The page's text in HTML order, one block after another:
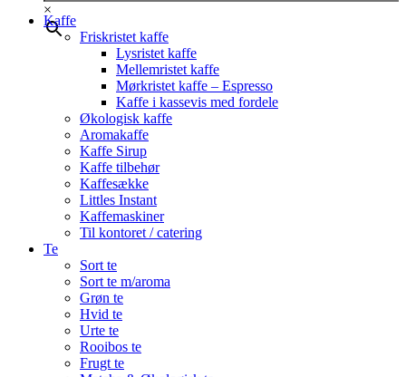
×
Kaffe
Friskristet kaffe
Lysristet kaffe
Mellemristet kaffe
Mørkristet kaffe – Espresso
Kaffe i kassevis med fordele
Økologisk kaffe
Aromakaffe
Kaffe Sirup
Kaffe tilbehør
Kaffesække
Littles Instant
Kaffemaskiner
Til kontoret / catering
Te
Sort te
Sort te m/aroma
Grøn te
Hvid te
Urte te
Rooibos te
Frugt te